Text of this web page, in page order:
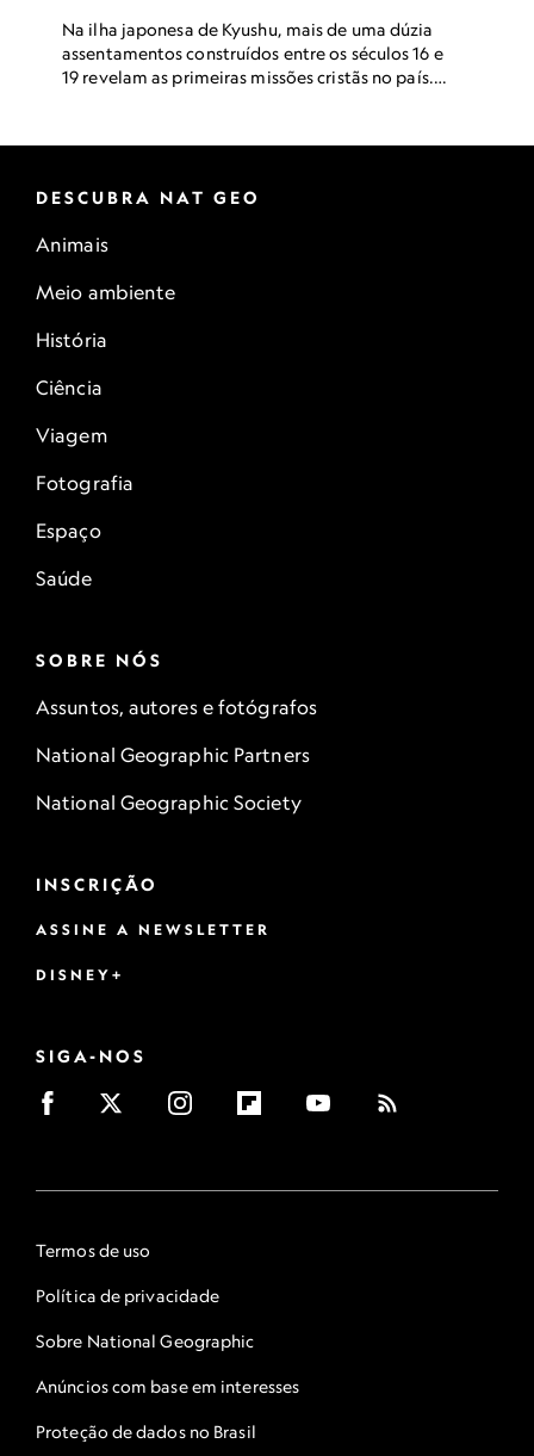
Na ilha japonesa de Kyushu, mais de uma dúzia
assentamentos construídos entre os séculos 16 e
19 revelam as primeiras missões cristãs no país.
foram construídas.
DESCUBRA NAT GEO
Animais
Meio ambiente
História
Ciência
Viagem
Fotografia
Espaço
Saúde
SOBRE NÓS
Assuntos, autores e fotógrafos
National Geographic Partners
National Geographic Society
INSCRIÇÃO
ASSINE A NEWSLETTER
DISNEY+
SIGA-NOS
Termos de uso
Política de privacidade
Sobre National Geographic
Anúncios com base em interesses
Proteção de dados no Brasil